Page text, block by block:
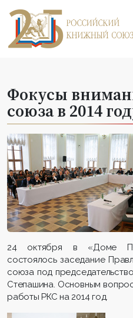
Фокусы
союза в 2014
24 октября в «Доме
состоялось заседание
союза под
Степашина. Основным
работы РКС на 2014 год.